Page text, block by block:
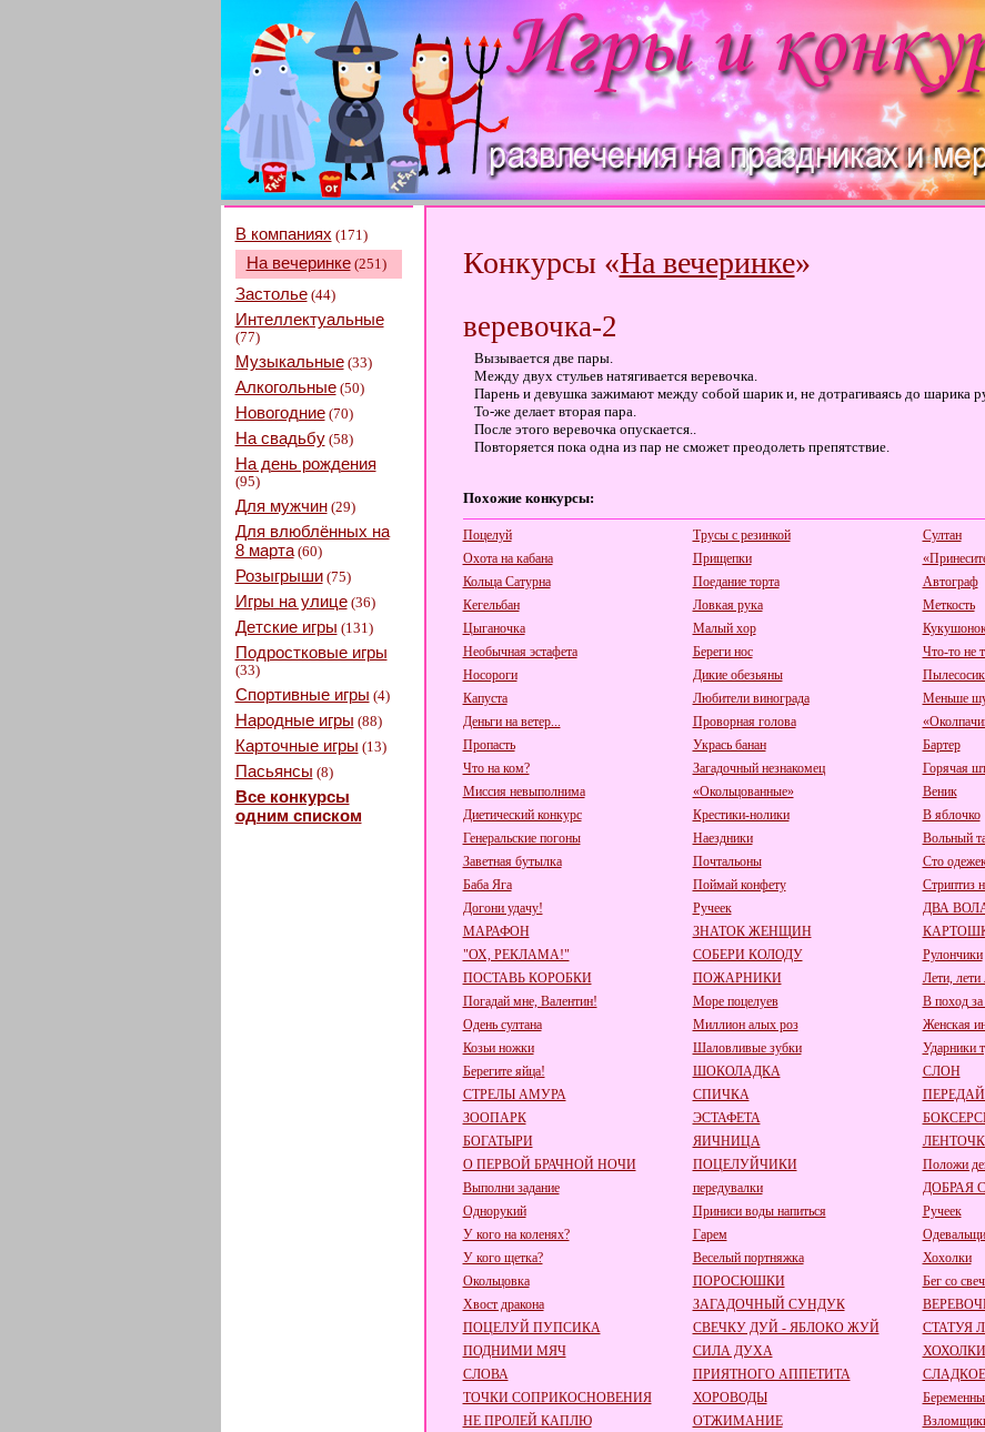
В компаниях (171)
На вечеринке(251)
Застолье(44)
Интеллектуальные
(77)
Музыкальные(33)
Алкогольные(50)
Новогодние(70)
На свадьбу(58)
На день рождения
(95)
Для мужчин(29)
Для влюблённых на
8 марта(60)
Розыгрыши(75)
Игры на улице(36)
Детские игры (131)
Подростковые игры
(33)
Спортивные игры (4)
Народные игры (88)
Карточные игры (13)
Пасьянсы (8)
Все конкурсы
одним списком
Конкурсы «На вечеринке»
веревочка-2
Вызывается две пары.
Между двух стульев натягивается веревочка.
Парень и девушка зажимают между собой шарик и, не дотрагиваясь до шарика
То-же делает вторая пара.
После этого веревочка опускается..
Повторяется пока одна из пар не сможет преодолеть препятствие.
Похожие конкурсы:
Поцелуй Трусы с резинкой
Султан
Охота на кабана
Прищепки
Кольца Сатурна
Поедание торта
Автограф
Кегельбан
Ловкая рука
Меткость
Цыганочка
Малый хор
Необычная эстафета
Береги нос
Что-то не
Носороги
Дикие обезьяны
Капуста
Любители винограда
Меньше
Деньги на ветер...
Проворная голова
Пропасть
Укрась банан
Бартер
Что на ком?
Загадочный незнакомец
Горячая
Миссия невыполнима
«Окольцованные»
Веник
Диетический конкурс
Крестики-нолики
В яблочко
Генеральские погоны
Наездники
Вольный
Заветная бутылка
Почтальоны
Сто
Баба Яга
Поймай конфету
Стриптиз
Догони удачу!
Ручеек
ДВА
МАРАФОН
ЗНАТОК ЖЕНЩИН
"ОХ, РЕКЛАМА!"
СОБЕРИ КОЛОДУ
Рулончики
ПОСТАВЬ КОРОБКИ
ПОЖАРНИКИ
Лети, лети
Погадай мне, Валентин!
Море поцелуев
В поход
Одень султана
Миллион алых роз
Женская
Козьи ножки
Шаловливые зубки
Ударники
Берегите яйца!
ШОКОЛАДКА
СЛОН
СТРЕЛЫ АМУРА
СПИЧКА
ЗООПАРК
ЭСТАФЕТА
БОГАТЫРИ
ЯИЧНИЦА
О ПЕРВОЙ БРАЧНОЙ НОЧИ
ПОЦЕЛУЙЧИКИ
Положи
Выполни задание
передувалки
ДОБРАЯ
Однорукий
Приниси воды напиться
Ручеек
У кого на коленях?
Гарем
У кого щетка?
Веселый портняжка
Хохолки
Окольцовка
ПОРОСЮШКИ
Бег со
Хвост дракона
ЗАГАДОЧНЫЙ СУНДУК
ПОЦЕЛУЙ ПУПСИКА
СВЕЧКУ ДУЙ - ЯБЛОКО ЖУЙ
СТАТУЯ
ПОДНИМИ МЯЧ
СИЛА ДУХА
ХОХОЛКИ
СЛОВА
ПРИЯТНОГО АППЕТИТА
ТОЧКИ СОПРИКОСНОВЕНИЯ
ХОРОВОДЫ
НЕ ПРОЛЕЙ КАПЛЮ
ОТЖИМАНИЕ